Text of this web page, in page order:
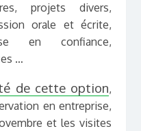
projets divers,
orale et écrite,
en confiance,
…
de cette option,
en entreprise,
et les visites